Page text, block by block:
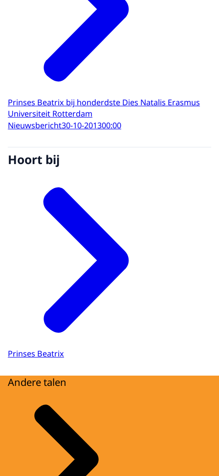
Prinses Beatrix bij honderdste Dies Natalis Erasmus
Universiteit Rotterdam
Nieuwsbericht30-10-201300:00
Hoort bij
Prinses Beatrix
Andere talen